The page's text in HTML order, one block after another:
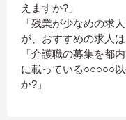
えますか?」
「残業が少なめの求
が、おすすめの求人は
「介護職の募集を都
に載っている○○○○○
か?」